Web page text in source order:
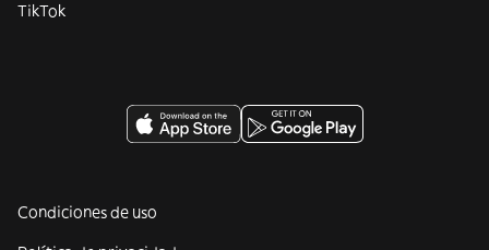
TikTok
Condiciones de uso